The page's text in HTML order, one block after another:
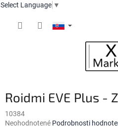
Select Language ▼
Roidmi EVE Plus -
10384
Priemerné
Neohodnotené Podrobnosti